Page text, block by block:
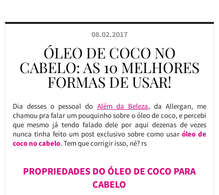
08.02.2017
ÓLEO DE COCO NO
CABELO: AS 10 MELHORES
FORMAS DE USAR!
Dia desses o pessoal do Além da Beleza, da Allergan, me
chamou pra falar um pouquinho sobre o óleo de coco, e percebi
que mesmo já tendo falado dele por aqui dezenas de vezes
nunca tinha feito um post exclusivo sobre como usaróleo de
coco no cabelo. Tem que corrigir isso, né? rs
PROPRIEDADES DO ÓLEO DE COCO PARA
CABELO